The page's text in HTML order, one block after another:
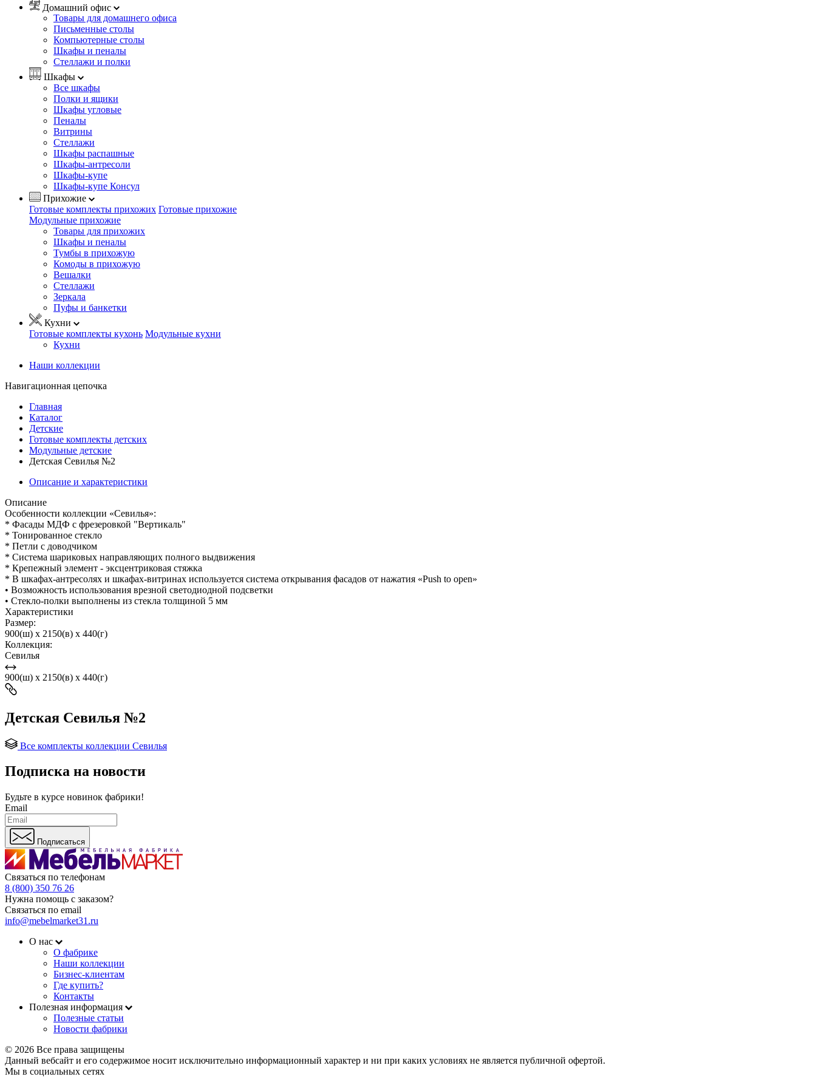
Домашний офис
Товары для домашнего офиса
Письменные столы
Компьютерные столы
Шкафы и пеналы
Стеллажи и полки
Шкафы
Все шкафы
Полки и ящики
Шкафы угловые
Пеналы
Витрины
Стеллажи
Шкафы распашные
Шкафы-антресоли
Шкафы-купе
Шкафы-купе Консул
Прихожие
Готовые комплекты прихожих Готовые прихожие
Модульные прихожие
Товары для прихожих
Шкафы и пеналы
Тумбы в прихожую
Комоды в прихожую
Вешалки
Стеллажи
Зеркала
Пуфы и банкетки
Кухни
Готовые комплекты кухонь Модульные кухни
Кухни
Наши коллекции
Навигационная цепочка
Главная
Каталог
Детские
Готовые комплекты детских
Модульные детские
Детская Севилья №2
Описание и характеристики
Описание
Особенности коллекции «Севилья»:
* Фасады МДФ с фрезеровкой "Вертикаль"
* Тонированное стекло
* Петли с доводчиком
* Система шариковых направляющих полного выдвижения
* Крепежный элемент - эксцентриковая стяжка
* В шкафах-антресолях и шкафах-витринах используется система открывания фасадов от нажатия «Push to open»
• Возможность использования врезной светодиодной подсветки
• Стекло-полки выполнены из стекла толщиной 5 мм
Характеристики
Размер:
900(ш) x 2150(в) x 440(г)
Коллекция:
Севилья
900(ш) x 2150(в) x 440(г)
Детская Севилья №2
Все комплекты коллекции Севилья
Подписка на новости
Будьте в курсе новинок фабрики!
Email
Подписаться
Связаться по телефонам
8 (800) 350 76 26
Нужна помощь с заказом?
Связаться по email
info@mebelmarket31.ru
О нас
О фабрике
Наши коллекции
Бизнес-клиентам
Где купить?
Контакты
Полезная информация
Полезные статьи
Новости фабрики
© 2026 Все права защищены
Данный вебсайт и его содержимое носит исключительно информационный характер и ни при каких условиях не является публичной офертой.
Мы в социальных сетях